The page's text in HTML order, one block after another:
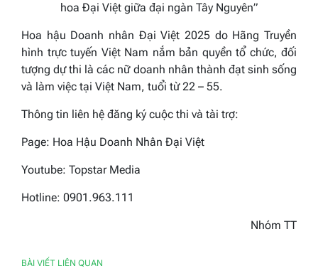
hoa Đại Việt giữa đại ngàn Tây Nguyên”
Hoa hậu Doanh nhân Đại Việt 2025 do Hãng Truyền
hình trực tuyến Việt Nam nắm bản quyền tổ chức, đối
tượng dự thi là các nữ doanh nhân thành đạt sinh sống
và làm việc tại Việt Nam, tuổi từ 22 – 55.
Thông tin liên hệ đăng ký cuộc thi và tài trợ:
Page: Hoa Hậu Doanh Nhân Đại Việt
Youtube: Topstar Media
Hotline: 0901.963.111
Nhóm TT
BÀI VIẾT LIÊN QUAN